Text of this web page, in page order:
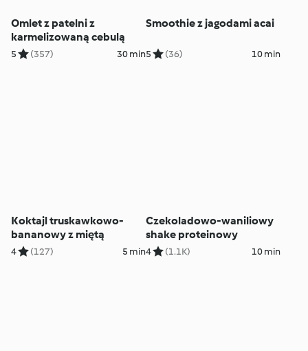
Omlet z patelni z
karmelizowaną cebulą
5 (357) 30 min
Smoothie z jagodami acai
5 (36) 10 min
Koktajl truskawkowo-
bananowy z miętą
4 (127) 5 min
Czekoladowo-waniliowy
shake proteinowy
4 (1.1K) 10 min